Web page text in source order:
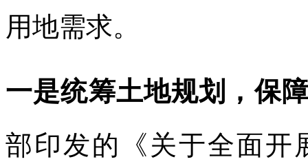
用地需求。
一是统筹土地规划，保
部印发的《关于全面开